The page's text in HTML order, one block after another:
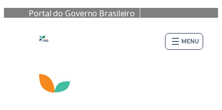
Portal do Governo Brasileiro